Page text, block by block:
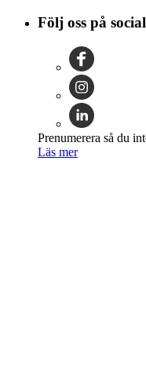
Följ oss på
Prenumerera så du
Läs mer